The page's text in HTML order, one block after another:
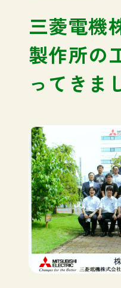
三菱電機
製作所の
ってきま